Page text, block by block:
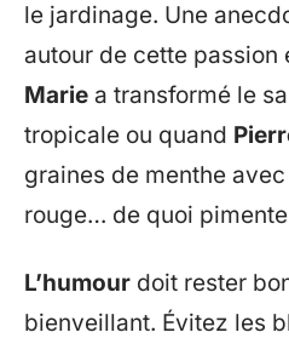
le jardinage. Une
autour de cette passion
Marie a transformé le
tropicale ou quand
graines de menthe
rouge… de quoi
L’humour doit rester
bienveillant. Évitez les